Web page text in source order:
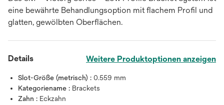
eine bewährte Behandlungsoption mit flachem Profil und
glatten, gewölbten Oberflächen.
Details Weitere Produktoptionen anzeigen
Slot-Größe (metrisch) : 0.559 mm
Kategoriename : Brackets
Zahn : Eckzahn